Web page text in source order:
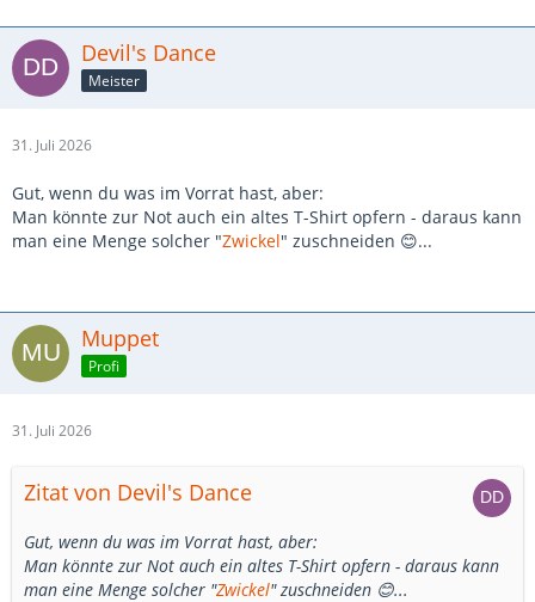
Devil's Dance
Meister
31. Juli 2026
Gut, wenn du was im Vorrat hast, aber:
Man könnte zur Not auch ein altes T-Shirt opfern - daraus kann
man eine Menge solcher "Zwickel" zuschneiden 😊...
Muppet
Profi
31. Juli 2026
Zitat von Devil's Dance
Gut, wenn du was im Vorrat hast, aber:
Man könnte zur Not auch ein altes T-Shirt opfern - daraus kann
man eine Menge solcher "Zwickel" zuschneiden 😊...